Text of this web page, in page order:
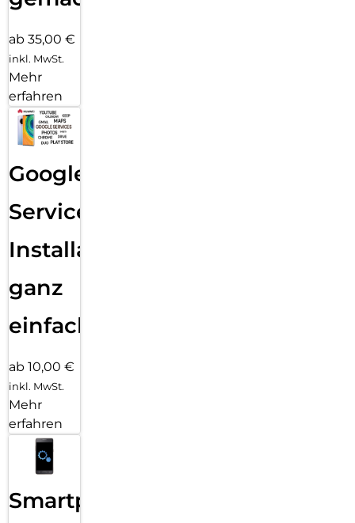
ab 35,00 €
inkl. MwSt.
Mehr
erfahren
Google
Services
Installation
ganz
einfach
ab 10,00 €
inkl. MwSt.
Mehr
erfahren
Smartphone